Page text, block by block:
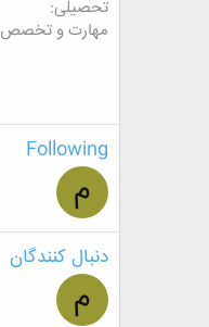
تحصیلی
مهارت و تخصص
Following
م
دنبال کنندگان
م